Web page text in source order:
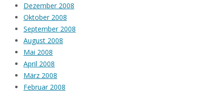
Dezember 2008
Oktober 2008
September 2008
August 2008
Mai 2008
April 2008
März 2008
Februar 2008